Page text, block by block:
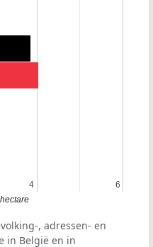
4
4 6
6
, adressen- en
in België en in